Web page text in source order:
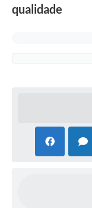
qualidade